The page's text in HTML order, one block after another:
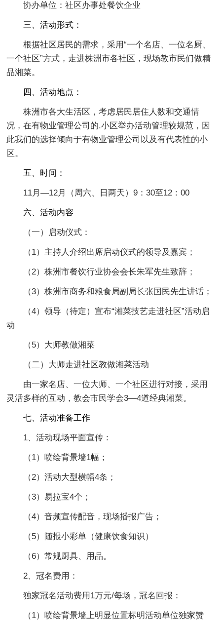
协办单位：社区办事处餐饮企业
三、活动形式：
根据社区居民的需求，采用“一个名店、一位名厨、
一个社区”方式，走进株洲市各社区，现场教市民们做精
品湘菜。
四、活动地点：
株洲市各大生活区，考虑居民居住人数和交通情
况，在有物业管理公司的.小区举办活动管理较规范，因
此我们的选择倾向于有物业管理公司以及有代表性的小
区。
五、时间：
11月—12月（周六、日两天）9：30至12：00
六、活动内容
（一）启动仪式：
（1）主持人介绍出席启动仪式的领导及嘉宾；
（2）株洲市餐饮行业协会会长朱军先生致辞；
（3）株洲市商务和粮食局副局长张国民先生讲话；
（4）领导（待定）宣布“湘菜技艺走进社区”活动启
动
（5）大师教做湘菜
（二）大师走进社区教做湘菜活动
由一家名店、一位大师、一个社区进行对接，采用
灵活多样的互动，教会市民学会3—4道经典湘菜。
七、活动准备工作
1、活动现场平面宣传：
（1）喷绘背景墙1幅；
（2）活动大型横幅4条；
（3）易拉宝4个；
（4）音频宣传配音，现场播报广告；
（5）随报小彩单（健康饮食知识）
（6）常规厨具、用品。
2、冠名费用：
独家冠名活动费用1万元/每场，冠名回报：
（1）喷绘背景墙上明显位置标明活动单位独家赞